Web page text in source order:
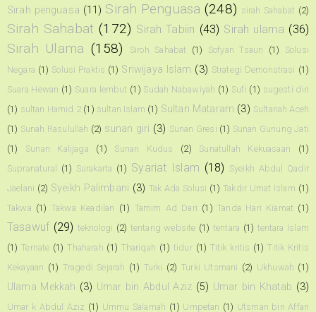
Sirah penguasa (11) Sirah Penguasa (248) sirah Sahabat (2)
Sirah Sahabat (172) Sirah Tabiin (43) Sirah ulama (36)
Sirah Ulama (158) Siroh Sahabat (1) Sofyan Tsauri (1)
Solusi
Negara (1) Solusi Praktis (1) Sriwijaya Islam (3) Strategi Demonstrasi (1)
Suara Hewan (1) Suara lembut (1) Sudah Nabawiyah (1) Sufi (1) sugesti diri
(1) sultan Hamid 2 (1) sultan Islam (1) Sultan Mataram (3) Sultanah Aceh
(1) Sunah Rasulullah (2) sunan giri (3) Sunan Gresi (1) Sunan Gunung Jati
(1)
Sunan Kalijaga (1) Sunan Kudus (2) Sunatullah Kekuasaan
(1)
Supranatural
(1) Surakarta (1) Syariat Islam (18) Syeikh Abdul Qadir
Jaelani (2) Syeikh Palimbani (3) Tak Ada Solusi (1) Takdir Umat Islam (1)
Takwa (1) Takwa Keadilan (1) Tamim Ad Dari (1) Tanda Hari Kiamat (1)
Tasawuf (29) teknologi (2) tentang website (1) tentara (1) tentara Islam
(1) Ternate (1) Thaharah (1) Thariqah (1) tidur (1) Titik kritis (1) Titik Kritis
Kekayaan (1) Tragedi Sejarah (1) Turki (2) Turki Utsmani (2) Ukhuwah (1)
Ulama Mekkah (3) Umar bin Abdul Aziz (5) Umar bin Khatab (3)
Umar k Abdul Aziz (1) Ummu Salamah (1) Umpetan (1) Utsman bin Affan